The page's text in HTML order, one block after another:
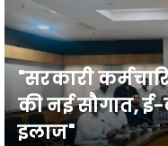
"सरकारी
की नई सौगात,
इलाज"